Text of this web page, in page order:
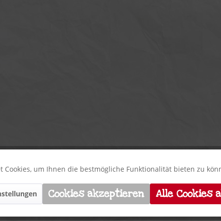
Cookies, um Ihnen die bestmögliche Funktionalität bieten zu
Cookies akzeptieren Alle Cookies